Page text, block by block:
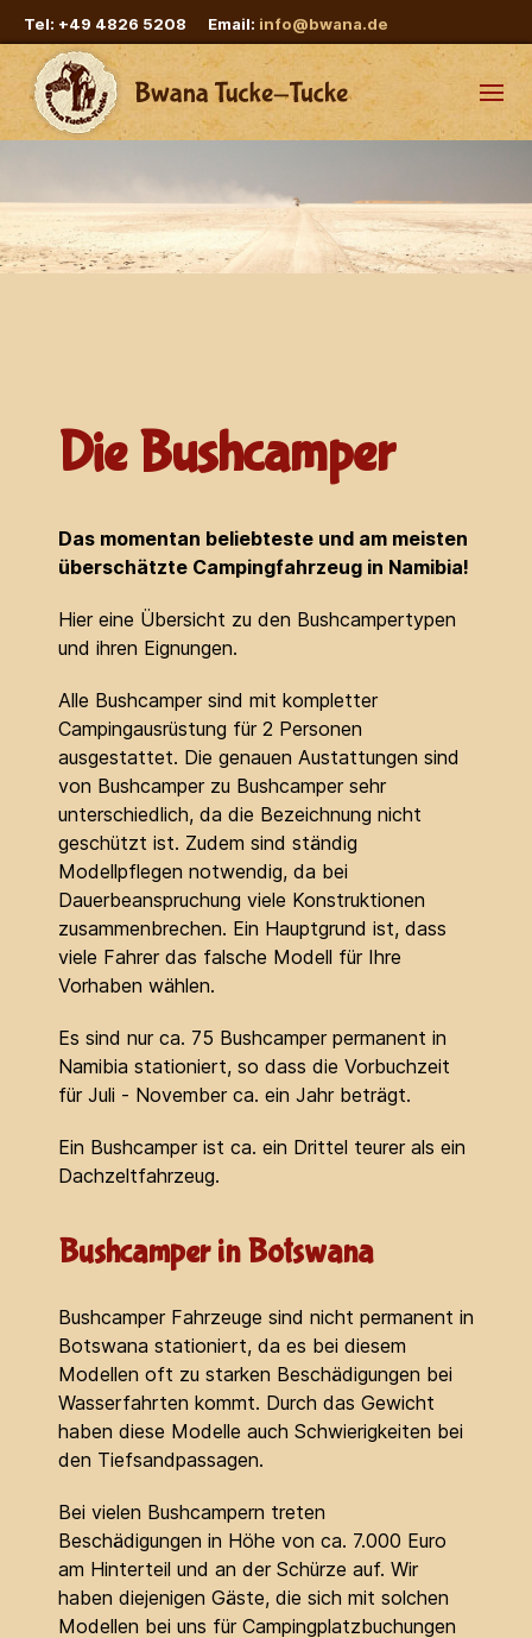
Tel: +49 4826 5208 Email: info@bwana.de
Die Bushcamper
Das momentan beliebteste und am meisten
überschätzte Campingfahrzeug in Namibia!
Hier eine Übersicht zu den Bushcampertypen
und ihren Eignungen.
Alle Bushcamper sind mit kompletter
Campingausrüstung für 2 Personen
ausgestattet. Die genauen Austattungen sind
von Bushcamper zu Bushcamper sehr
unterschiedlich, da die Bezeichnung nicht
geschützt ist. Zudem sind ständig
Modellpflegen notwendig, da bei
Dauerbeanspruchung viele Konstruktionen
zusammenbrechen. Ein Hauptgrund ist, dass
viele Fahrer das falsche Modell für Ihre
Vorhaben wählen.
Es sind nur ca. 75 Bushcamper permanent in
Namibia stationiert, so dass die Vorbuchzeit
für Juli - November ca. ein Jahr beträgt.
Ein Bushcamper ist ca. ein Drittel teurer als ein
Dachzeltfahrzeug.
Bushcamper in Botswana
Bushcamper Fahrzeuge sind nicht permanent in
Botswana stationiert, da es bei diesem
Modellen oft zu starken Beschädigungen bei
Wasserfahrten kommt. Durch das Gewicht
haben diese Modelle auch Schwierigkeiten bei
den Tiefsandpassagen.
Bei vielen Bushcampern treten
Beschädigungen in Höhe von ca. 7.000 Euro
am Hinterteil und an der Schürze auf. Wir
haben diejenigen Gäste, die sich mit solchen
Modellen bei uns für Campingplatzbuchungen